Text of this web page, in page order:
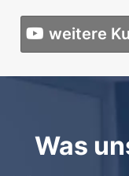
weitere
Was